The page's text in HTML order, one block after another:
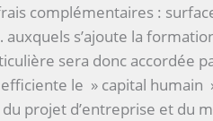
complémentaires :
s’ajoute la
sera donc accordée
le » capital humain
projet d’entreprise et du